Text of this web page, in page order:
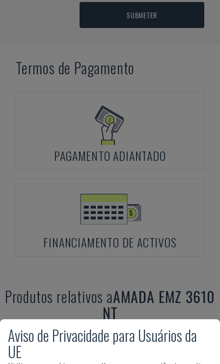
SUBMETER
Termos de Pagamento
PAGAMENTO ADIANTADO
FINANCIAMENTO DE ACTIVOS
Produtos relativos aAMADA EMZ 3610
NT
Aviso de Privacidade para Usuários da
UE